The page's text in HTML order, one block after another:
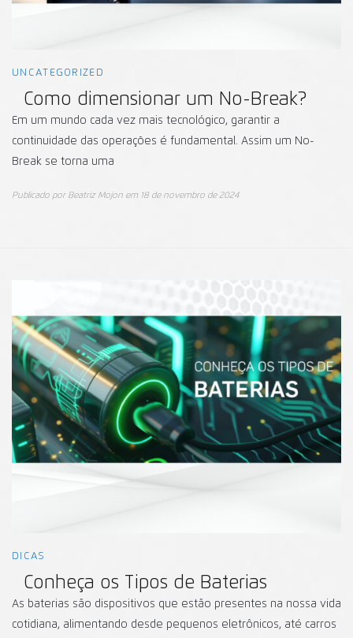
UNCATEGORIZED
Como dimensionar um No-Break?
Em um mundo cada vez mais tecnológico, garantir a
continuidade das operações é fundamental. Assim um No-
Break se torna uma
Publicado por Beatriz Mojon em 18 de novembro de 2024
DICAS
Conheça os Tipos de Baterias
As baterias são dispositivos que estão presentes na nossa vida
cotidiana, alimentando desde pequenos eletrônicos, até carros